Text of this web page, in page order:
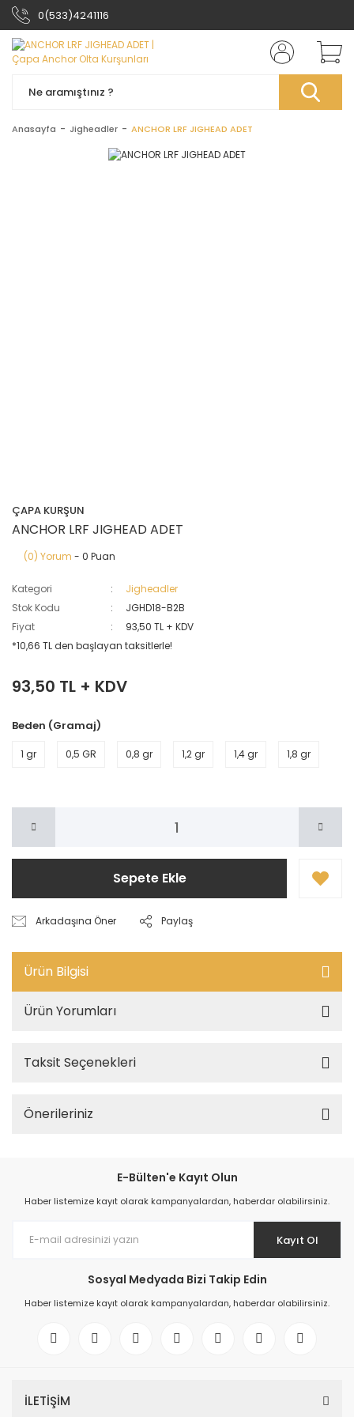
0(533)4241116
Anasayfa Jigheadler ANCHOR LRF JIGHEAD ADET
ÇAPA KURŞUN
ANCHOR LRF JIGHEAD ADET
(0) Yorum - 0 Puan
Kategori
Jigheadler
Stok Kodu
JGHD18-B2B
Fiyat
93,50 TL + KDV
*10,66 TL den başlayan taksitlerle!
93,50 TL + KDV
Beden (Gramaj)
1 gr 0,5 GR 0,8 gr 1,2 gr 1,4 gr 1,8 gr
Sepete Ekle
Arkadaşına Öner Paylaş
Ürün Bilgisi
Ürün Yorumları
Taksit Seçenekleri
Önerileriniz
E-Bülten'e Kayıt Olun
Haber listemize kayıt olarak kampanyalardan, haberdar olabilirsiniz.
Kayıt Ol
Sosyal Medyada Bizi Takip Edin
Haber listemize kayıt olarak kampanyalardan, haberdar olabilirsiniz.
İLETİŞİM